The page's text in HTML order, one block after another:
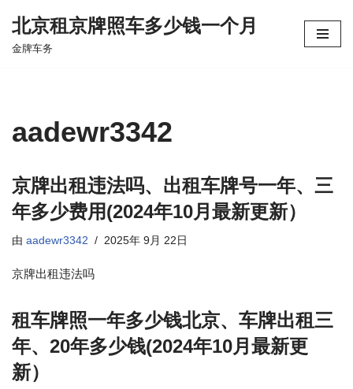
跳
北京租京牌照车多少钱一个月
金牌车务
aadewr3342
京牌出租违法吗、出租车牌号一年、三
年多少费用(2024年10月最新更新）
由 aadewr3342 2025年 9月 22日
京牌出租违法吗
租车牌照一年多少钱北京、车牌出租三
年、20年多少钱(2024年10月最新更
新）